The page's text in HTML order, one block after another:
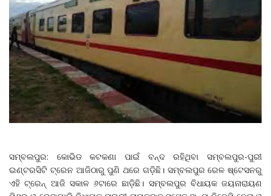
ସମ୍ବଲପୁର: କୋଭିଡ କଟକଣା ପାଇଁ ବନ୍ଦ ରହିଥିବା ସମ୍ବଲପୁର-ପୁରୀ
ଇଣ୍ଟରସିଟି ଟ୍ରେନ ଆଜିଠାରୁ ପୁଣି ଥରେ ଗଡ଼ିଛି। ସମ୍ବଲପୁର ରେଳ ଷ୍ଟେସନରୁ
ଏହି ଟ୍ରେନ୍ ଆଜି ସକାଳ ୬ଟାରେ ଛାଡ଼ିଛି। ସମ୍ବଲପୁର ବିଧାୟକ ଜୟନାରାୟଣ